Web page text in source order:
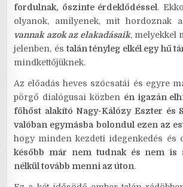
fordulnak, őszinte érdeklődéssel .
olyanok, amilyenek, mit hordoznak
vannak azok az elakadásaik, melyekkel
jelenben, éstalán tényleg elkél egy hű
mindkettőjüknek.
Az előadás heves szócsatái és egyre
pörgő dialógusai közben én igazán
főhőst alakító Nagy-Kálózy Eszter és
valóban egymásba bolondul ezen az
hogy minden kezdeti idegenkedés és
később már nem tudnak és nem is
nélkül tovább menni az úton.